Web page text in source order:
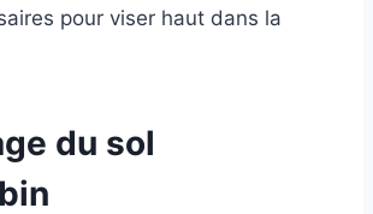
pour viser haut dans la
du sol